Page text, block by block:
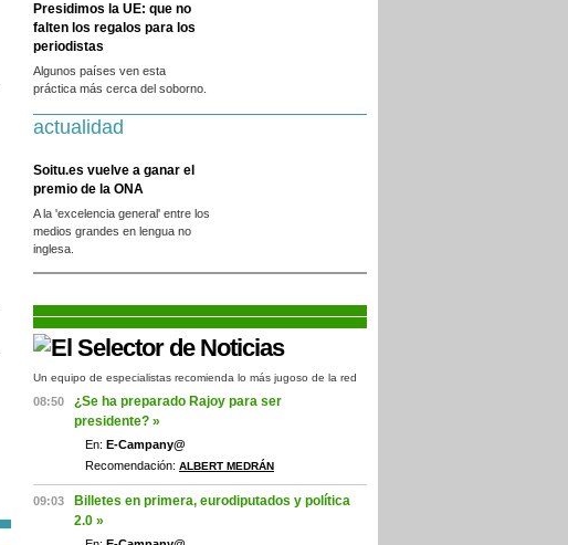
Presidimos la UE: que no
falten los regalos para los
periodistas
Algunos países ven esta
práctica más cerca del soborno.
actualidad
Soitu.es vuelve a ganar el
premio de la ONA
A la 'excelencia general' entre los
medios grandes en lengua no
inglesa.
Un equipo de especialistas recomienda lo más jugoso de la red
08:50
¿Se ha preparado Rajoy para ser
presidente? »
En: E-Campany@
Recomendación: ALBERT MEDRÁN
09:03
Billetes en primera, eurodiputados y política
2.0 »